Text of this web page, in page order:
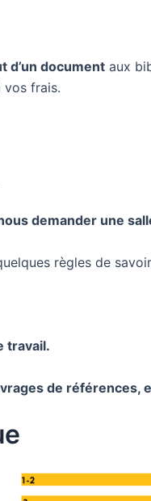
d’un documentaux
vos frais.
demander une
règles de
travail.
de références,